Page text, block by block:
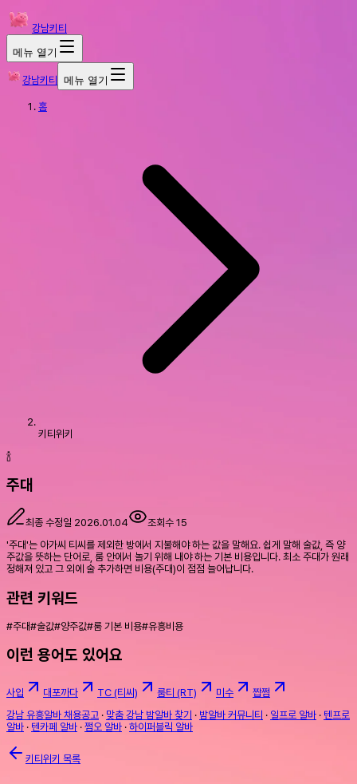
강남키티
메뉴 열기
강남키티 메뉴 열기
홈
키티위키
🍾
주대
최종 수정일 2026.01.04 조회수 15
'주대'는 아가씨 티씨를 제외한 방에서 지불해야 하는 값을 말해요. 쉽게 말해 술값, 즉 양
주값을 뜻하는 단어로, 룸 안에서 놀기 위해 내야 하는 기본 비용입니다. 최소 주대가 원래
정해져 있고 그 외에 술 추가하면 비용(주대)이 점점 늘어납니다.
관련 키워드
#주대#술값#양주값#룸 기본 비용#유흥비용
이런 용어도 있어요
사입 대포까다 TC (티씨) 룸티 (RT) 미수
짭쩜
강남 유흥알바 채용공고 · 맞춤 강남 밤알바 찾기 · 밤알바 커뮤니티 · 일프로 알바 · 텐프로
알바 · 텐카페 알바 · 쩜오 알바 · 하이퍼블릭 알바
키티위키 목록